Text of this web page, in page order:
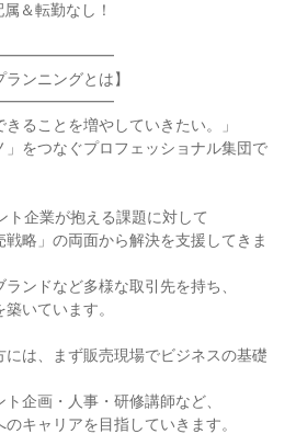
＆転勤なし！
ンニングとは】
きることを増やしていきたい。」
をつなぐプロフェッショナル集団で
ト企業が抱える課題に対して
戦略」の両面から解決を支援してきま
ンドなど多様な取引先を持ち、
いています。
は、まず販売現場でビジネスの基礎
企画・人事・研修講師など、
キャリアを目指していきます。